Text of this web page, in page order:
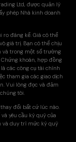
Ltd, được quản lý
phép Nhà kinh doanh
ro đáng kể. Giá có thể
giá trị. Bạn có thể chịu
và trong một số trường
khoán, hợp đồng
các công cụ tài chính
tham gia các giao dịch
Vui lòng đọc và đảm
tôi.
đổi bất cứ lúc nào.
yêu cầu ký quỹ của
và duy trì mức ký quỹ